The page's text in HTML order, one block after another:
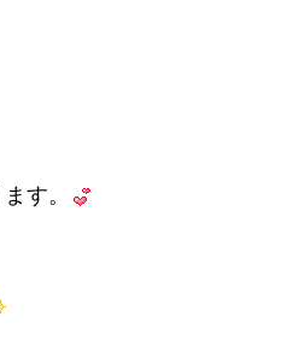
す。